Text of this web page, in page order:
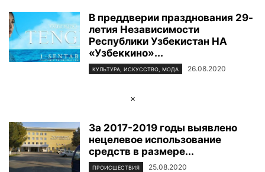
В преддверии празднования 29-
летия Независимости
Республики Узбекистан НА
«Узбеккино»...
КУЛЬТУРА, ИСКУССТВО, МОДА 26.08.2020
×
За 2017-2019 годы выявлено
нецелевое использование
средств в размере...
ПРОИСШЕСТВИЯ 25.08.2020